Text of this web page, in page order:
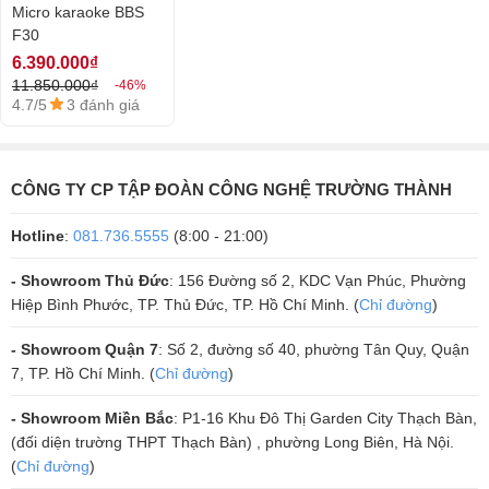
linh hoạt745MHz - 785MHz nên có thể lựa chọn tần số thích hợp. Các
tín hiệu mà chiếc micro thu phát luôn đảm bảo chất lượng loại bỏ
được viêc nhiễu sóng hay mất sóng.
Micro BBS F30 được nhà sản xuất trang bị sẵn khả năng tự động dò
Micro karaoke BBS
F30
6.390.000₫
11.850.000₫ -46%
4.7/5 3 đánh giá
CÔNG TY CP TẬP ĐOÀN CÔNG NGHỆ TRƯỜNG THÀNH
Hotline: 081.736.5555 (8:00 - 21:00)
- Showroom Thủ Đức: 156 Đường số 2, KDC Vạn Phúc, Phường
Hiệp Bình Phước, TP. Thủ Đức, TP. Hồ Chí Minh. (Chỉ đường)
- Showroom Quận 7: Số 2, đường số 40, phường Tân Quy, Quận
7, TP. Hồ Chí Minh. (Chỉ đường)
- Showroom Miền Bắc: P1-16 Khu Đô Thị Garden City Thạch Bàn,
(đối diện trường THPT Thạch Bàn) , phường Long Biên, Hà Nội.
(Chỉ đường)